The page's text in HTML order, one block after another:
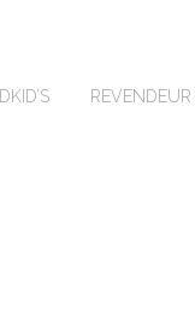
IDKID’S REVENDEUR